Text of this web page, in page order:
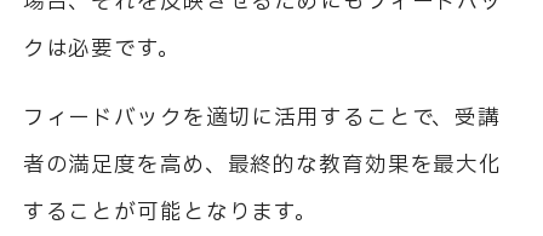
クは必要です。
フィードバックを適切に活用することで、受講
者の満足度を高め、最終的な教育効果を最大化
することが可能となります。